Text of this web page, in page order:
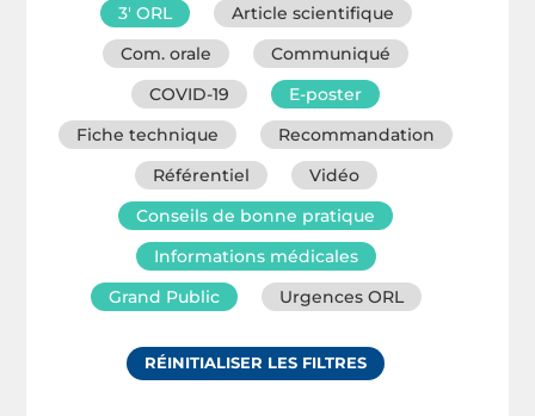
3′ ORL
Article scientifique
Com. orale
Communiqué
COVID-19
E-poster
Fiche technique
Recommandation
Référentiel
Vidéo
Conseils de bonne pratique
Informations médicales
Grand Public
Urgences ORL
RÉINITIALISER LES FILTRES